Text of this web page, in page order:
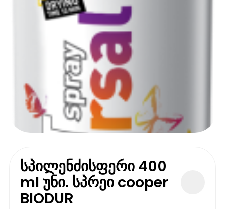
სპილენძისფერი 400
ml უნი. სპრეი cooper
BIODUR